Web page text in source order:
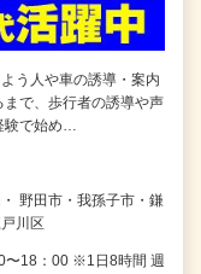
う人や車の誘導・案内
で、歩行者の誘導や声
験で始め…
野田市・我孫子市・鎌
川区
〜18：00 ※1日8時間 週